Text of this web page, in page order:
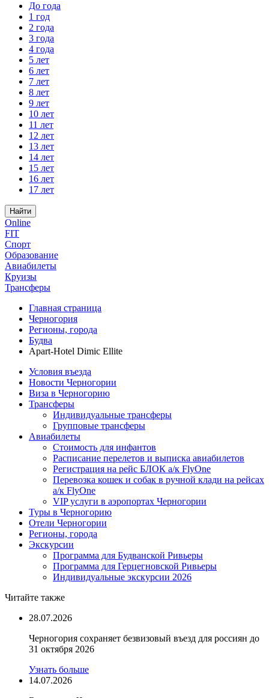
До года
1 год
2 года
3 года
4 года
5 лет
6 лет
7 лет
8 лет
9 лет
10 лет
11 лет
12 лет
13 лет
14 лет
15 лет
16 лет
17 лет
Найти
Online
FIT
Спорт
Образование
Авиабилеты
Круизы
Трансферы
Главная страница
Черногория
Регионы, города
Будва
Apart-Hotel Dimic Ellite
Условия въезда
Новости Черногории
Виза в Черногорию
Трансферы
Индивидуальные трансферы
Групповые трансферы
Авиабилеты
Стоимость для инфантов
Расписание перелетов и выписка авиабилетов
Регистрация на рейс БЛОК а/к FlyOne
Перевозка кошек и собак в ручной клади на рейсах
а/к FlyOne
VIP услуги в аэропортах Черногории
Туры в Черногорию
Отели Черногории
Регионы, города
Экскурсии
Программа для Будванской Ривьеры
Программа для Герцегновской Ривьеры
Индивидуальные экскурсии 2026
Читайте также
28.07.2026
Черногория сохраняет безвизовый въезд для россиян до
31 октября 2026
Узнать больше
14.07.2026